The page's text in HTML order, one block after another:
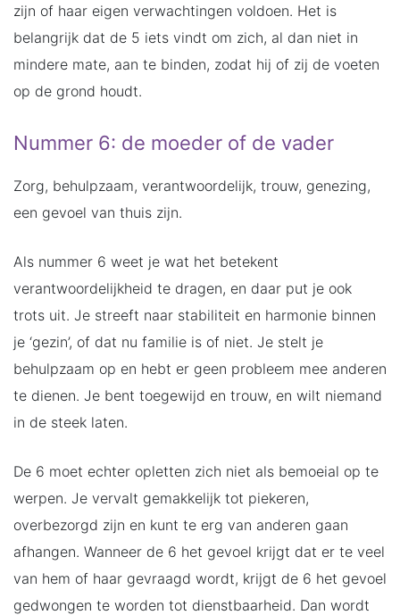
zijn of haar eigen verwachtingen voldoen. Het is
belangrijk dat de 5 iets vindt om zich, al dan niet in
mindere mate, aan te binden, zodat hij of zij de voeten
op de grond houdt.
Nummer 6: de moeder of de vader
Zorg, behulpzaam, verantwoordelijk, trouw, genezing,
een gevoel van thuis zijn.
Als nummer 6 weet je wat het betekent
verantwoordelijkheid te dragen, en daar put je ook
trots uit. Je streeft naar stabiliteit en harmonie binnen
je ‘gezin’, of dat nu familie is of niet. Je stelt je
behulpzaam op en hebt er geen probleem mee anderen
te dienen. Je bent toegewijd en trouw, en wilt niemand
in de steek laten.
De 6 moet echter opletten zich niet als bemoeial op te
werpen. Je vervalt gemakkelijk tot piekeren,
overbezorgd zijn en kunt te erg van anderen gaan
afhangen. Wanneer de 6 het gevoel krijgt dat er te veel
van hem of haar gevraagd wordt, krijgt de 6 het gevoel
gedwongen te worden tot dienstbaarheid. Dan wordt